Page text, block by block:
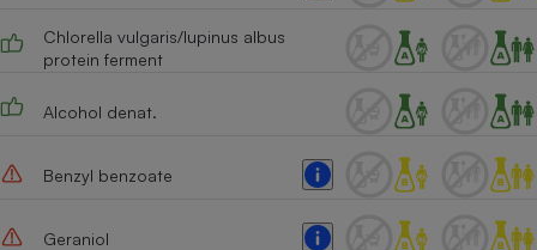
Chlorella vulgaris/lupinus albus
protein ferment
Alcohol denat.
Benzyl benzoate
Geraniol